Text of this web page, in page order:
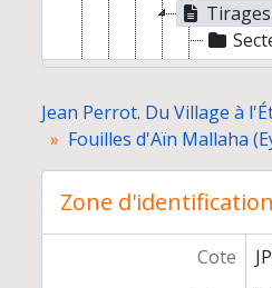
"La
Jean Perrot. Du Village à
Fouilles d'Aïn Mallaha
Zone d'identification
Cote